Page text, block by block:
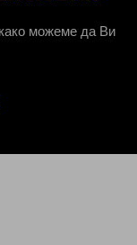
можеме да Ви